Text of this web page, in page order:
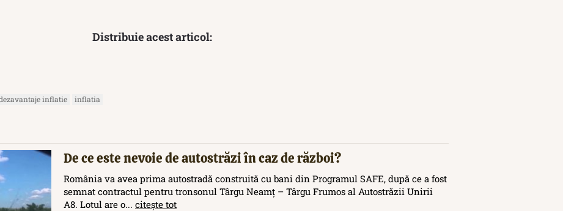
Distribuie acest articol:
inflatie inflatia
De ce este nevoie de autostrăzi în caz de război?
România va avea prima autostradă construită cu bani din Programul SAFE, după ce a fost
semnat contractul pentru tronsonul Târgu Neamț – Târgu Frumos al Autostrăzii Unirii
A8. Lotul are o... citește tot